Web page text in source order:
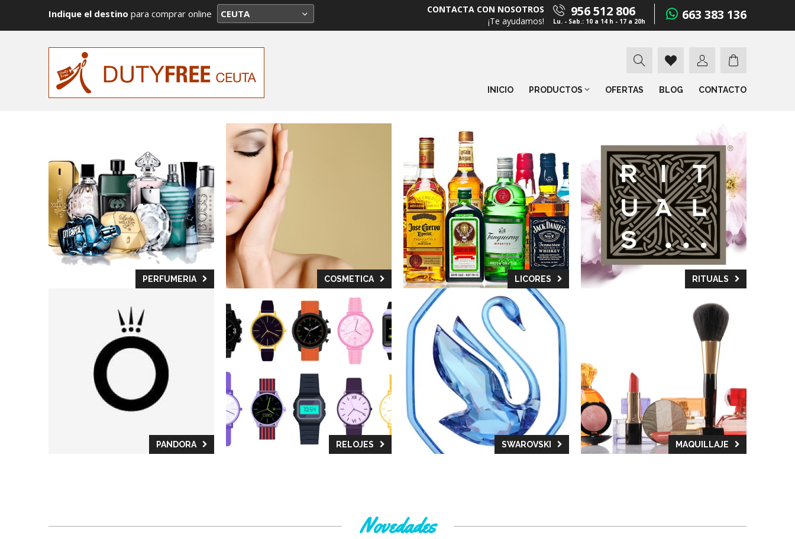
Indique el destino para comprar online 956 512 806
Lu. - Sab.: 10 a 14 h - 17 a 20h 663 383 136
CONTACTA CON NOSOTROS
¡Te ayudamos!
INICIO PRODUCTOS OFERTAS BLOG CONTACTO
PERFUMERIA COSMETICA LICORES RITUALS
PANDORA RELOJES SWAROVSKI MAQUILLAJE
Novedades